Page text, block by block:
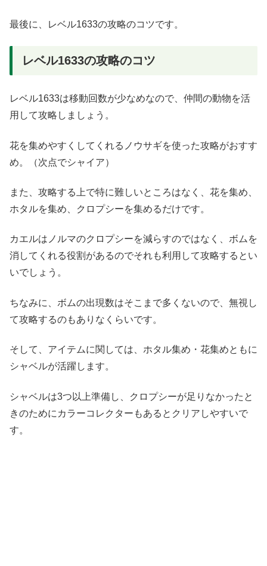
最後に、レベル1633の攻略のコツです。
レベル1633の攻略のコツ
レベル1633は移動回数が少なめなので、仲間の動物を活
用して攻略しましょう。
花を集めやすくしてくれるノウサギを使った攻略がおすす
め。（次点でシャイア）
また、攻略する上で特に難しいところはなく、花を集め、
ホタルを集め、クロプシーを集めるだけです。
カエルはノルマのクロプシーを減らすのではなく、ボムを
消してくれる役割があるのでそれも利用して攻略するとい
いでしょう。
ちなみに、ボムの出現数はそこまで多くないので、無視し
て攻略するのもありなくらいです。
そして、アイテムに関しては、ホタル集め・花集めともに
シャベルが活躍します。
シャベルは3つ以上準備し、クロプシーが足りなかったと
きのためにカラーコレクターもあるとクリアしやすいで
す。